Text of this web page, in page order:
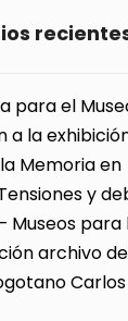
para el
a la
Memoria en
y
Museos para
archivo
Carlos